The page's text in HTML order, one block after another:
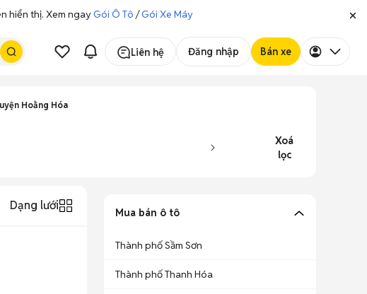
hiển thị. Xem ngayGói Ô Tô /Gói Xe Máy
Liên hệ Đăng nhập Bán xe
Hoằng Hóa
Xoá
lọc
Dạng lưới Mua bán ô tô
Thành phố Sầm Sơn
Thành phố Thanh Hóa